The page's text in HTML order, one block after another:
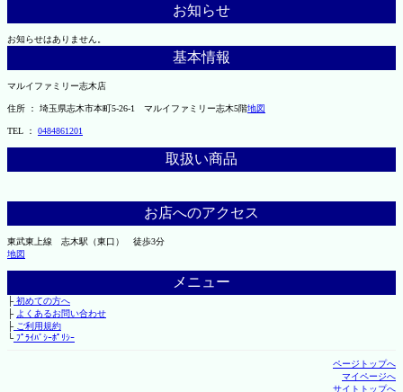
お知らせ
お知らせはありません。
基本情報
マルイファミリー志木店
住所 ： 埼玉県志木市本町5-26-1 マルイファミリー志木5階地図
TEL ： 0484861201
取扱い商品
お店へのアクセス
東武東上線 志木駅（東口） 徒歩3分
地図
メニュー
├初めての方へ
├ よくあるお問い合わせ
├ご利用規約
└ﾌﾟﾗｲﾊﾞｼｰﾎﾟﾘｼｰ
ページトップへ
マイページへ
サイトトップへ